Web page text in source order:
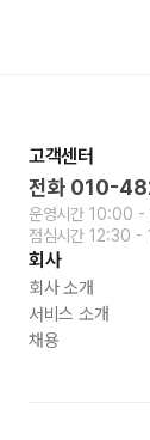
고객센터
전화 010-
운영시간 10:00 -
점심시간 12:30 -
회사
회사 소개
서비스 소개
채용